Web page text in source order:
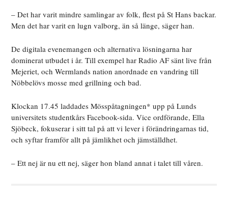
– Det har varit mindre samlingar av folk, flest på St Hans backar.
Men det har varit en lugn valborg, än så länge, säger han.
De digitala evenemangen och alternativa lösningarna har
dominerat utbudet i år. Till exempel har Radio AF sänt live från
Mejeriet, och Wermlands nation anordnade en vandring till
Nöbbelövs mosse med grillning och bad.
Klockan 17.45 laddades Mösspåtagningen* upp på Lunds
universitets studentkårs Facebook-sida. Vice ordförande, Ella
Sjöbeck, fokuserar i sitt tal på att vi lever i förändringarnas tid,
och syftar framför allt på jämlikhet och jämställdhet.
– Ett nej är nu ett nej, säger hon bland annat i talet till våren.